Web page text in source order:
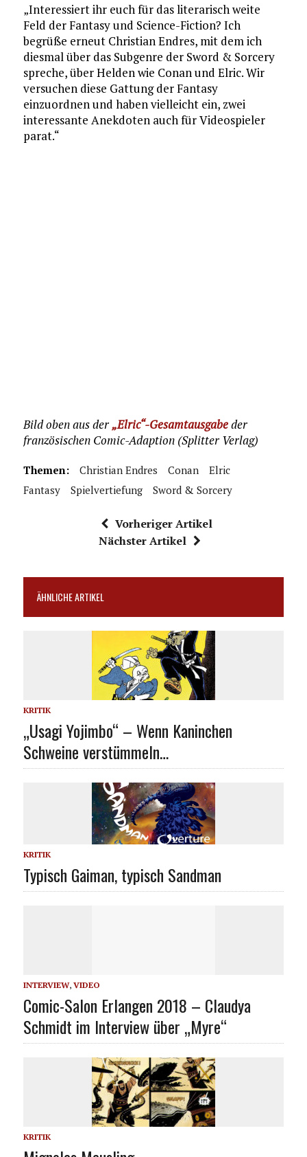
„Interessiert ihr euch für das literarisch weite
Feld der Fantasy und Science-Fiction? Ich
begrüße erneut Christian Endres, mit dem ich
diesmal über das Subgenre der Sword & Sorcery
spreche, über Helden wie Conan und Elric. Wir
versuchen diese Gattung der Fantasy
einzuordnen und haben vielleicht ein, zwei
interessante Anekdoten auch für Videospieler
parat.“
Bild oben aus der„Elric“-Gesamtausgabeder
französischen Comic-Adaption (Splitter Verlag)
Themen: Christian Endres Conan
Elric
Fantasy
Spielvertiefung Sword & Sorcery
Vorheriger Artikel
Nächster Artikel
ÄHNLICHE ARTIKEL
KRITIK
„Usagi Yojimbo“ – Wenn Kaninchen
Schweine verstümmeln…
KRITIK
Typisch Gaiman, typisch Sandman
INTERVIEW, VIDEO
Comic-Salon Erlangen 2018 – Claudya
Schmidt im Interview über „Myre“
KRITIK